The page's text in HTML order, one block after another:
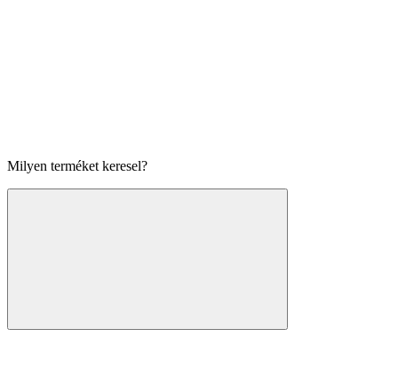
Milyen terméket keresel?